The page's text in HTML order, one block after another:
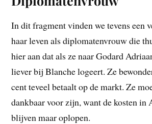
In dit fragment vinden we tevens een
haar leven als diplomatenvrouw die
hier aan dat als ze naar Godard
liever bij Blanche logeert. Ze
cent teveel betaalt op de markt. Ze
dankbaar voor zijn, want de kosten in
blijven maar oplopen.